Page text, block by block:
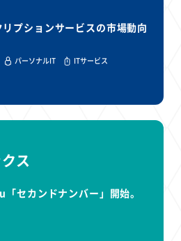
プションサービスの市場動向
パーソナルIT
ITサービス
ス
「セカンドナンバー」開始。